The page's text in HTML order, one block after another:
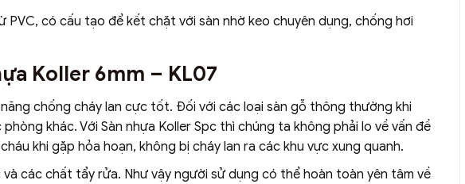
có cấu tạo để kết chặt với sàn nhờ keo chuyên dụng, chống hơi
Koller 6mm – KL07
chống cháy lan cực tốt. Đối với các loại sàn gỗ thông thường khi
khác. Với Sàn nhựa Koller Spc thì chúng ta không phải lo về vấn đề
khi gặp hỏa hoạn, không bị cháy lan ra các khu vực xung quanh.
các chất tẩy rửa. Như vậy người sử dụng có thể hoàn toàn yên tâm về